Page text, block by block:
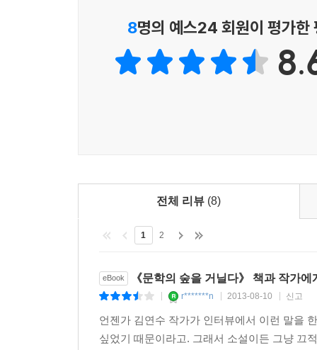
8명의 예스24 회원이 평가한
전체 리뷰 (8)
1 2
eBook 《문학의 숲을 거닐다》 책과 작가
r*******n 2013-08-10 신고
언젠가 김연수 작가가 인터뷰에서 이런 말을
싶었기 때문이라고. 그래서 소설이든 그냥 끄